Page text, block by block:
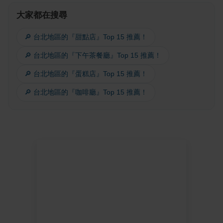
大家都在搜尋
🔎 台北地區的『甜點店』Top 15 推薦！
🔎 台北地區的『下午茶餐廳』Top 15 推薦！
🔎 台北地區的『蛋糕店』Top 15 推薦！
🔎 台北地區的『咖啡廳』Top 15 推薦！